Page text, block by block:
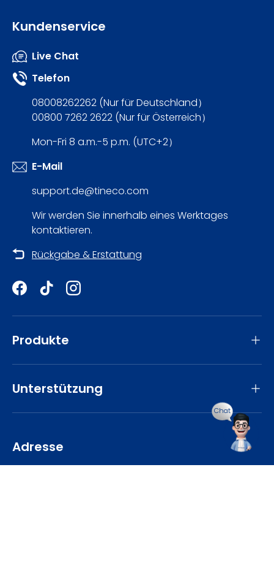
Kundenservice
Live Chat
Telefon
08008262262 (Nur für Deutschland）
00800 7262 2622 (Nur für Österreich）
Mon-Fri 8 a.m.-5 p.m. (UTC+2）
E-Mail
support.de@tineco.com
Wir werden Sie innerhalb eines Werktages
kontaktieren.
Rückgabe & Erstattung
Facebook
TikTokInstagram
Produkte
Unterstützung
Adresse
Chat